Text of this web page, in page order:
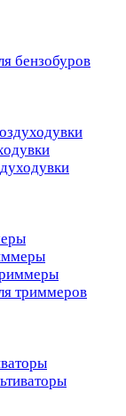
бензобуров
триммеров